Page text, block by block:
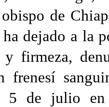
de
dejado a la
firmeza,
frenesí
5 de julio